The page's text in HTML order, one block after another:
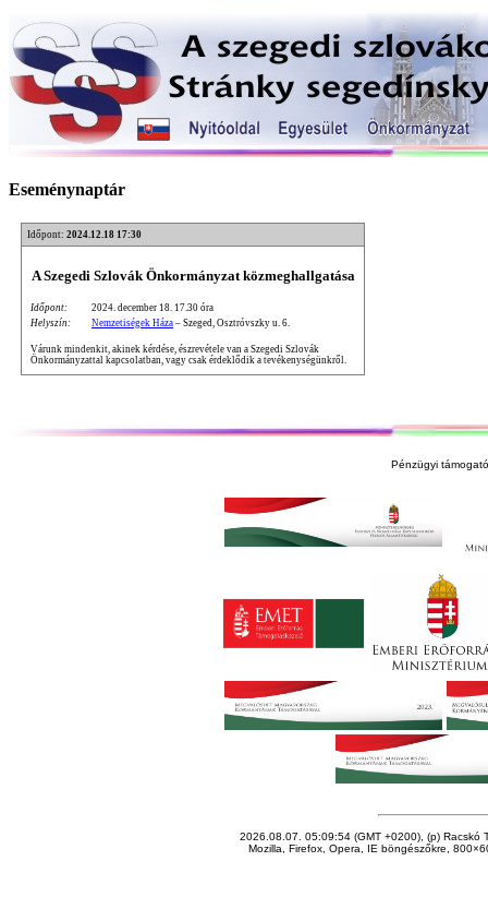
Eseménynaptár
Időpont: 2024.12.18 17:30
A Szegedi Szlovák Önkormányzat közmeghallgatása
Időpont:
2024. december 18. 17.30 óra
Helyszín:
Nemzetiségek Háza – Szeged, Osztróvszky u. 6.
Várunk mindenkit, akinek kérdése, észrevétele van a Szegedi Szlovák
Önkormányzattal kapcsolatban, vagy csak érdeklődik a tevékenységünkről.
Pénzügyi
2026.08.07. 05:09:54 (GMT +0200), (p) Racskó
Mozilla, Firefox, Opera, IE böngészőkre,